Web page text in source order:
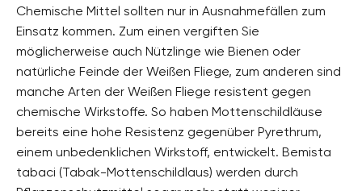
Chemische Mittel sollten nur in Ausnahmefällen zum
Einsatz kommen. Zum einen vergiften Sie
möglicherweise auch Nützlinge wie Bienen oder
natürliche Feinde der Weißen Fliege, zum anderen sind
manche Arten der Weißen Fliege resistent gegen
chemische Wirkstoffe. So haben Mottenschildläuse
bereits eine hohe Resistenz gegenüber Pyrethrum,
einem unbedenklichen Wirkstoff, entwickelt. Bemista
tabaci (Tabak-Mottenschildlaus) werden durch